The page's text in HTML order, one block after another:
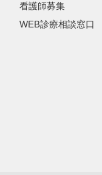
看護師募集
WEB診療相談窓口